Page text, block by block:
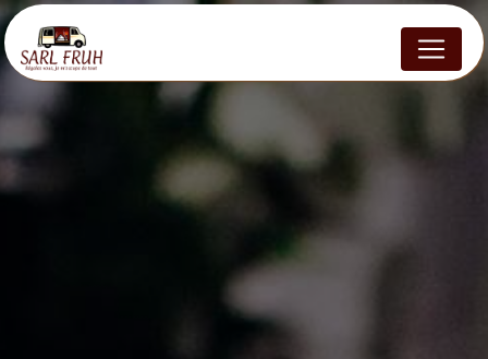
Panneau de gestion des cookies